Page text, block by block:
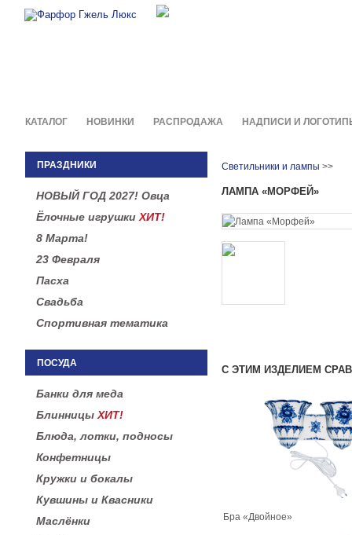
КАТАЛОГ НОВИНКИ РАСПРОДАЖА НАДПИСИ И
ПРАЗДНИКИ
НОВЫЙ ГОД 2027! Овца
Ёлочные игрушки ХИТ!
8 Марта!
23 Февраля
Пасха
Свадьба
Спортивная тематика
ПОСУДА
Банки для меда
Блинницы ХИТ!
Блюда, лотки, подносы
Конфетницы
Кружки и бокалы
Кувшины и Квасники
Маслёнки
Светильники и лампы >>
ЛАМПА «МОРФЕЙ»
С ЭТИМ ИЗДЕЛИЕМ
Бра «Двойное»